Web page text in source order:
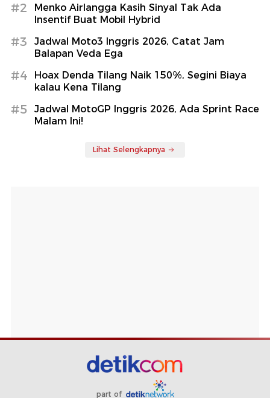
#2
Menko Airlangga Kasih Sinyal Tak Ada
Insentif Buat Mobil Hybrid
#3
Jadwal Moto3 Inggris 2026, Catat Jam
Balapan Veda Ega
#4
Hoax Denda Tilang Naik 150%, Segini Biaya
kalau Kena Tilang
#5
Jadwal MotoGP Inggris 2026, Ada Sprint Race
Malam Ini!
Lihat Selengkapnya
part of